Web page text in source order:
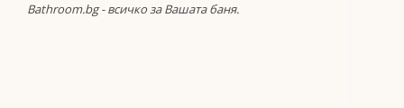
Bathroom.bg - всичко за Вашата баня.